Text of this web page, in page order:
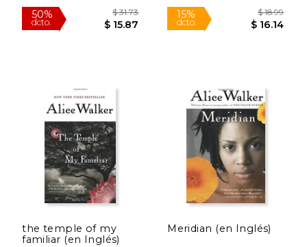
15%
dcto.
12%
dcto.
the temple of my
familiar (en Inglés)
Meridian (en Inglés)